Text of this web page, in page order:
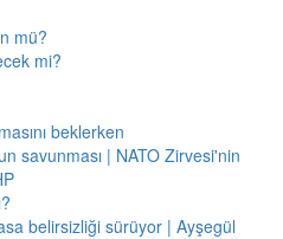
mü?
mi?
beklerken
savunması | NATO Zirvesi'nin
belirsizliği sürüyor | Ayşegül